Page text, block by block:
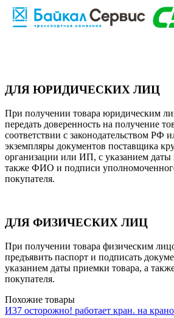
ДЛЯ ЮРИДИЧЕСКИХ ЛИЦ
При получении товара юридическим
передать доверенность на получение
соответствии с законодательством РФ
экземпляры документов поставщика
организации или ИП, с указанием даты
также ФИО и подписи
покупателя.
ДЛЯ ФИЗИЧЕСКИХ ЛИЦ
При получении товара физическим
предъявить паспорт и подписать
указанием даты приемки товара, а
покупателя.
Похожие товары
И37 осторожно! работает кран. на